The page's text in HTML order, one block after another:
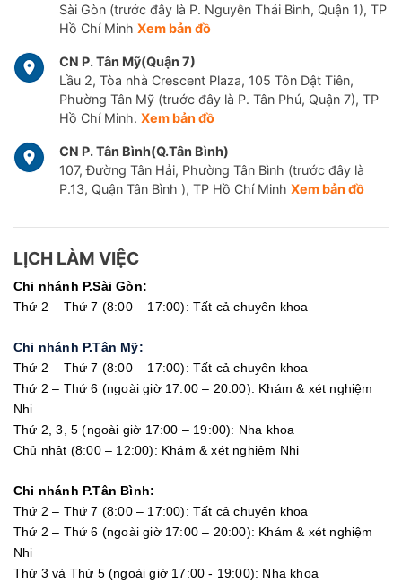
Sài Gòn (trước đây là P. Nguyễn Thái Bình, Quận 1), TP
Hồ Chí Minh Xem bản đồ
CN P. Tân Mỹ(Quận 7)
Lầu 2, Tòa nhà Crescent Plaza, 105 Tôn Dật Tiên,
Phường Tân Mỹ (trước đây là P. Tân Phú, Quận 7), TP
Hồ Chí Minh. Xem bản đồ
CN P. Tân Bình(Q.Tân Bình)
107, Đường Tân Hải, Phường Tân Bình (trước đây là
P.13, Quận Tân Bình ), TP Hồ Chí Minh Xem bản đồ
LỊCH LÀM VIỆC
Chi nhánh P.Sài Gòn:
Thứ 2 – Thứ 7 (8:00 – 17:00): Tất cả chuyên khoa
Chi nhánh P.Tân Mỹ:
Thứ 2 – Thứ 7 (8:00 – 17:00): Tất cả chuyên khoa
Thứ 2 – Thứ 6 (ngoài giờ 17:00 – 20:00): Khám & xét nghiệm
Nhi
Thứ 2, 3, 5 (ngoài giờ 17:00 – 19:00): Nha khoa
Chủ nhật (8:00 – 12:00): Khám & xét nghiệm Nhi
Chi nhánh P.Tân Bình:
Thứ 2 – Thứ 7 (8:00 – 17:00): Tất cả chuyên khoa
Thứ 2 – Thứ 6 (ngoài giờ 17:00 – 20:00): Khám & xét nghiệm
Nhi
Thứ 3 và Thứ 5 (ngoài giờ 17:00 - 19:00): Nha khoa